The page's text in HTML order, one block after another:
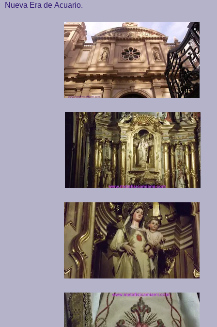
Nueva Era de Acuario.